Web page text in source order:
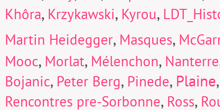
Khôra, Krzykawski, Kyrou,
Martin Heidegger, Masques,
Mooc, Morlat, Mélenchon, Nanterre
Bojanic, Peter Berg, Pinede, Plaine
Rencontres pre-Sorbonne, Ross,